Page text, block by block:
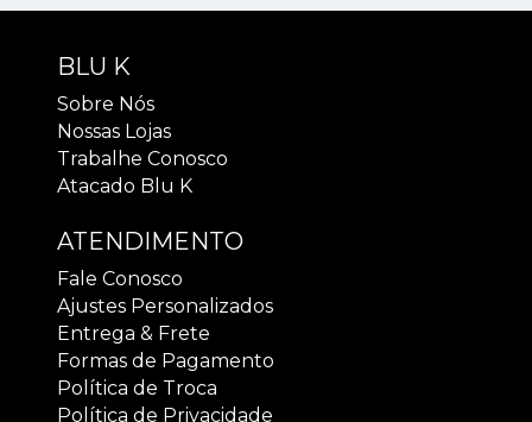
BLU K
Sobre Nós
Nossas Lojas
Trabalhe Conosco
Atacado Blu K
ATENDIMENTO
Fale Conosco
Ajustes Personalizados
Entrega & Frete
Formas de Pagamento
Política de Troca
Política de Privacidade